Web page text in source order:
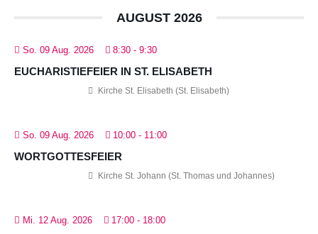
AUGUST 2026
So. 09 Aug. 2026 8:30 - 9:30
EUCHARISTIEFEIER IN ST. ELISABETH
Kirche St. Elisabeth (St. Elisabeth)
So. 09 Aug. 2026 10:00 - 11:00
WORTGOTTESFEIER
Kirche St. Johann (St. Thomas und Johannes)
Mi. 12 Aug. 2026 17:00 - 18:00